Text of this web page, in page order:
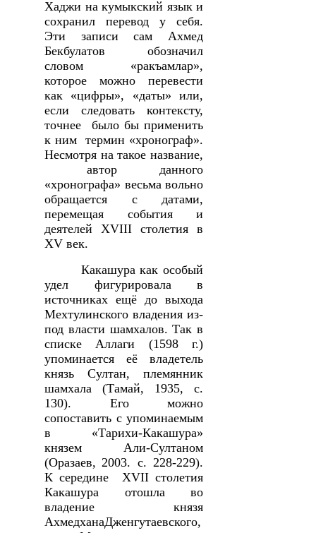
Хаджи на кумыкский язык и
сохранил перевод у себя.
Эти записи сам Ахмед
Бекбулатов обозначил
словом «ракъамлар»,
которое можно перевести
как «цифры», «даты» или,
если следовать контексту,
точнее было бы применить
к ним термин «хронограф».
Несмотря на такое название,
автор данного
«хронографа» весьма вольно
обращается с датами,
перемещая события и
деятелей XVIII столетия в
XV век.
Какашура как особый
удел фигурировала в
источниках ещё до выхода
Мехтулинского владения из-
под власти шамхалов. Так в
списке Аллаги (1598 г.)
упоминается её владетель
князь Султан, племянник
шамхала (Тамай, 1935, с.
130). Его можно
сопоставить с упоминаемым
в «Тарихи-Какашура»
князем Али-Султаном
(Оразаев, 2003. с. 228-229).
К середине XVII столетия
Какашура отошла во
владение князя
АхмедханаДженгутаевского,